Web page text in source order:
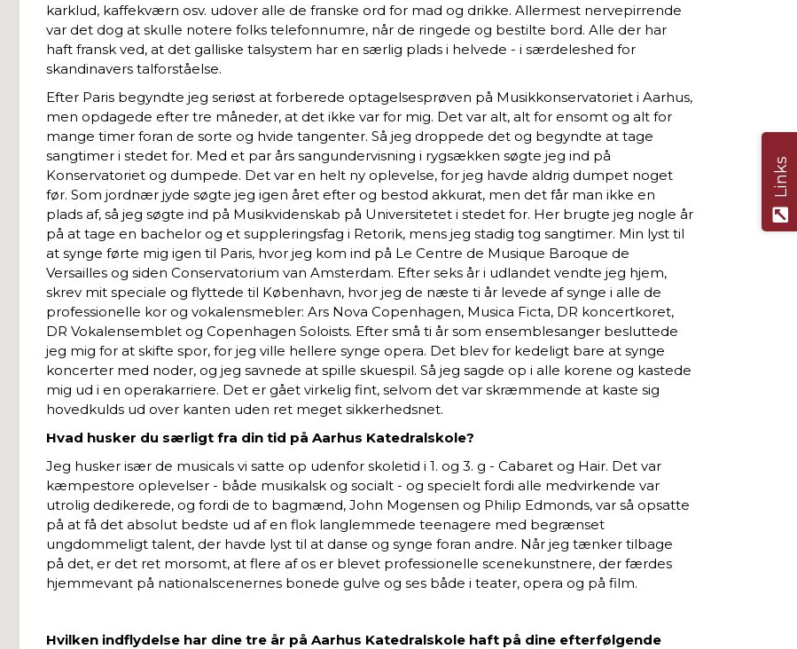
karklud, kaffekværn osv. udover alle de franske ord for mad og drikke. Allermest nervepirrende
var det dog at skulle notere folks telefonnumre, når de ringede og bestilte bord. Alle der har
haft fransk ved, at det galliske talsystem har en særlig plads i helvede - i særdeleshed for
skandinavers talforståelse.
Efter Paris begyndte jeg seriøst at forberede optagelsesprøven på Musikkonservatoriet i Aarhus,
men opdagede efter tre måneder, at det ikke var for mig. Det var alt, alt for ensomt og alt for
mange timer foran de sorte og hvide tangenter. Så jeg droppede det og begyndte at tage
sangtimer i stedet for. Med et par års sangundervisning i rygsækken søgte jeg ind på
Konservatoriet og dumpede. Det var en helt ny oplevelse, for jeg havde aldrig dumpet noget
før. Som jordnær jyde søgte jeg igen året efter og bestod akkurat, men det får man ikke en
plads af, så jeg søgte ind på Musikvidenskab på Universitetet i stedet for. Her brugte jeg nogle år
på at tage en bachelor og et suppleringsfag i Retorik, mens jeg stadig tog sangtimer. Min lyst til
at synge førte mig igen til Paris, hvor jeg kom ind på Le Centre de Musique Baroque de
Versailles og siden Conservatorium van Amsterdam. Efter seks år i udlandet vendte jeg hjem,
skrev mit speciale og flyttede til København, hvor jeg de næste ti år levede af synge i alle de
professionelle kor og vokalensmebler: Ars Nova Copenhagen, Musica Ficta, DR koncertkoret,
DR Vokalensemblet og Copenhagen Soloists. Efter små ti år som ensemblesanger besluttede
jeg mig for at skifte spor, for jeg ville hellere synge opera. Det blev for kedeligt bare at synge
koncerter med noder, og jeg savnede at spille skuespil. Så jeg sagde op i alle korene og kastede
mig ud i en operakarriere. Det er gået virkelig fint, selvom det var skræmmende at kaste sig
hovedkulds ud over kanten uden ret meget sikkerhedsnet.
Hvad husker du særligt fra din tid på Aarhus Katedralskole?
Jeg husker især de musicals vi satte op udenfor skoletid i 1. og 3. g - Cabaret og Hair. Det var
kæmpestore oplevelser - både musikalsk og socialt - og specielt fordi alle medvirkende var
utrolig dedikerede, og fordi de to bagmænd, John Mogensen og Philip Edmonds, var så opsatte
på at få det absolut bedste ud af en flok langlemmede teenagere med begrænset
ungdommeligt talent, der havde lyst til at danse og synge foran andre. Når jeg tænker tilbage
på det, er det ret morsomt, at flere af os er blevet professionelle scenekunstnere, der færdes
hjemmevant på nationalscenernes bonede gulve og ses både i teater, opera og på film.
Hvilken indflydelse har dine tre år på Aarhus Katedralskole haft på dine efterfølgende
Links